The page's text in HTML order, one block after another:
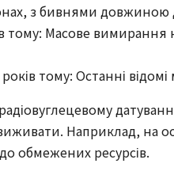
з бивнями довжиною
тому: Масове
тому: Останні
Наприклад, на
обмежених ресурсів.